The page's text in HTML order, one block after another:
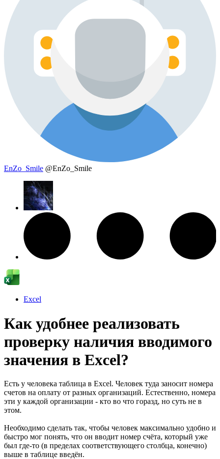
EnZo_Smile @EnZo_Smile
Excel
Как удобнее реализовать
проверку наличия вводимого
значения в Excel?
Есть у человека таблица в Excel. Человек туда заносит номера
счетов на оплату от разных организаций. Естественно, номера
эти у каждой организации - кто во что горазд, но суть не в
этом.
Необходимо сделать так, чтобы человек максимально удобно и
быстро мог понять, что он вводит номер счёта, который уже
был где-то (в пределах соответствующего столбца, конечно)
выше в таблице введён.